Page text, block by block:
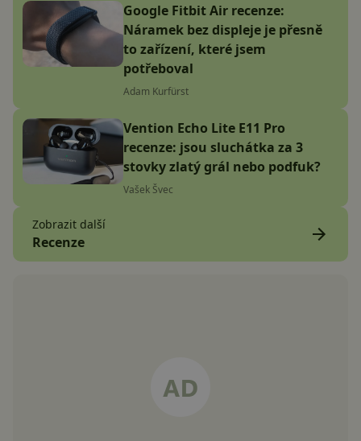
Google Fitbit Air recenze:
Náramek bez displeje je přesně
to zařízení, které jsem
potřeboval
Adam Kurfürst
Vention Echo Lite E11 Pro
recenze: jsou sluchátka za 3
stovky zlatý grál nebo podfuk?
Vašek Švec
Zobrazit další
Recenze